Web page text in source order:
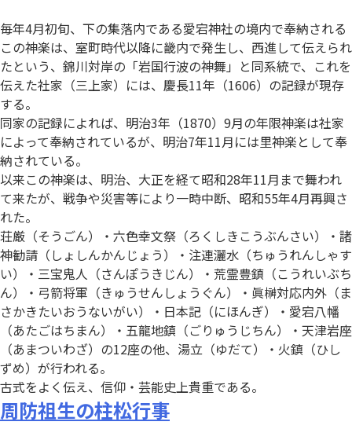
毎年4月初旬、下の集落内である愛宕神社の境内で奉納される
この神楽は、室町時代以降に畿内で発生し、西進して伝えられ
たという、錦川対岸の「岩国行波の神舞」と同系統で、これを
伝えた社家（三上家）には、慶長11年（1606）の記録が現存
する。
同家の記録によれば、明治3年（1870）9月の年限神楽は社家
によって奉納されているが、明治7年11月には里神楽として奉
納されている。
以来この神楽は、明治、大正を経て昭和28年11月まで舞われ
て来たが、戦争や災害等により一時中断、昭和55年4月再興さ
れた。
荘厳（そうごん）・六色幸文祭（ろくしきこうぶんさい）・諸
神勧請（しょしんかんじょう）・注連灑水（ちゅうれんしゃす
い）・三宝鬼人（さんぽうきじん）・荒霊豊鎮（こうれいぶち
ん）・弓箭将軍（きゅうせんしょうぐん）・眞榊対応内外（ま
さかきたいおうないがい）・日本記（にほんぎ）・愛宕八幡
（あたごはちまん）・五龍地鎮（ごりゅうじちん）・天津岩座
（あまついわざ）の12座の他、湯立（ゆだて）・火鎮（ひし
ずめ）が行われる。
古式をよく伝え、信仰・芸能史上貴重である。
周防祖生の柱松行事